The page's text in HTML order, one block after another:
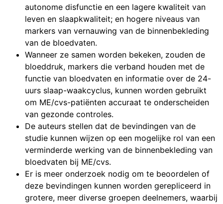
autonome disfunctie en een lagere kwaliteit van
leven en slaapkwaliteit; en hogere niveaus van
markers van vernauwing van de binnenbekleding
van de bloedvaten.
Wanneer ze samen worden bekeken, zouden de
bloeddruk, markers die verband houden met de
functie van bloedvaten en informatie over de 24-
uurs slaap-waakcyclus, kunnen worden gebruikt
om ME/cvs-patiënten accuraat te onderscheiden
van gezonde controles.
De auteurs stellen dat de bevindingen van de
studie kunnen wijzen op een mogelijke rol van een
verminderde werking van de binnenbekleding van
bloedvaten bij ME/cvs.
Er is meer onderzoek nodig om te beoordelen of
deze bevindingen kunnen worden gerepliceerd in
grotere, meer diverse groepen deelnemers, waarbij